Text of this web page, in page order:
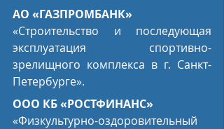
АО «ГАЗПРОМБАНК»
«Строительство и последующая
эксплуатация спортивно-
зрелищного комплекса в г. Санкт-
Петербурге».
ООО КБ «РОСТФИНАНС»
«Физкультурно-оздоровительный